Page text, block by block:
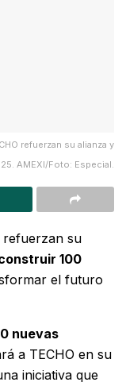
refuerzan su alianza y
AMEXI/Foto: Especial.
refuerzan su
100
el futuro
nuevas
a TECHO en su
iniciativa que